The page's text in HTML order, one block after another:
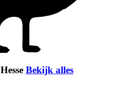
Bekijk alles